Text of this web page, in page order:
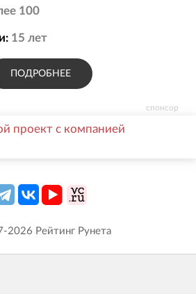
спонсор
100
15 лет
ПОДРОБНЕЕ
проект с компанией
2026 Рейтинг Рунета